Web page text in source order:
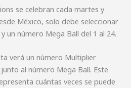
se celebran cada martes y
México, solo debe seleccionar
un número Mega Ball del 1 al 24.
verá un número Multiplier
al número Mega Ball. Este
cuántas veces se puede